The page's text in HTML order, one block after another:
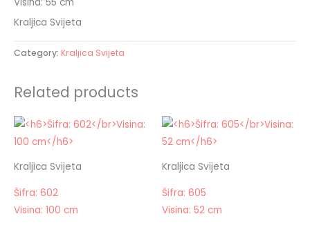
Kraljica Svijeta
Category: Kraljica Svijeta
Related products
Kraljica Svijeta
Šifra: 602
Visina: 100 cm
Kraljica Svijeta
Šifra: 605
Visina: 52 cm